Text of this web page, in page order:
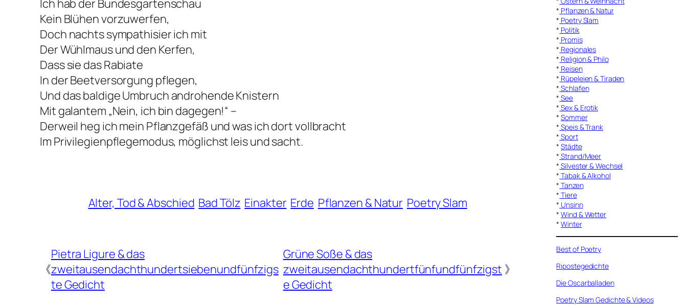
Ich hab der Bundesgartenschau
Kein Blühen vorzuwerfen,
Doch nachts sympathisier ich mit
Der Wühlmaus und den Kerfen,
Dass sie das Rabiate
In der Beetversorgung pflegen,
Und das baldige Umbruch androhende Knistern
Mit galantem „Nein, ich bin dagegen!“ –
Derweil heg ich mein Pflanzgefäß und was ich dort vollbracht
Im Privilegienpflegemodus, möglichst leis und sacht.
Alter, Tod & Abschied Bad Tölz Einakter Erde Pflanzen & Natur Poetry Slam
《
Pietra Ligure & das
zweitausendachthundertsiebenundfünfzigs
te Gedicht
Grüne Soße & das
zweitausendachthundertfünfundfünfzigst
e Gedicht
》
* Pflanzen & Natur
* Poetry Slam
* Politik
* Promis
* Regionales
* Religion & Philo
* Reisen
* Rüpeleien & Tiraden
* Schlafen
* See
* Sex & Erotik
*Sommer
* Speis & Trank
* Sport
*Städte
* Strand/Meer
* Silvester & Wechsel
* Tabak & Alkohol
* Tanzen
* Tiere
* Unsinn
*Wind & Wetter
*Winter
Best of Poetry
Ripostegedichte
Die Oscarballaden
Poetry Slam Gedichte & Videos